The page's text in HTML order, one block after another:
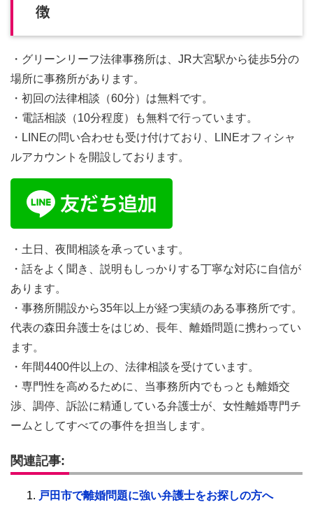
徴
・グリーンリーフ法律事務所は、JR大宮駅から徒歩5分の
場所に事務所があります。
・初回の法律相談（60分）は無料です。
・電話相談（10分程度）も無料で行っています。
・LINEの問い合わせも受け付けており、LINEオフィシャ
ルアカウントを開設しております。
・土日、夜間相談を承っています。
・話をよく聞き、説明もしっかりする丁寧な対応に自信が
あります。
・事務所開設から35年以上が経つ実績のある事務所です。
代表の森田弁護士をはじめ、長年、離婚問題に携わってい
ます。
・年間4400件以上の、法律相談を受けています。
・専門性を高めるために、当事務所内でもっとも離婚交
渉、調停、訴訟に精通している弁護士が、女性離婚専門チ
ームとしてすべての事件を担当します。
関連記事:
戸田市で離婚問題に強い弁護士をお探しの方へ